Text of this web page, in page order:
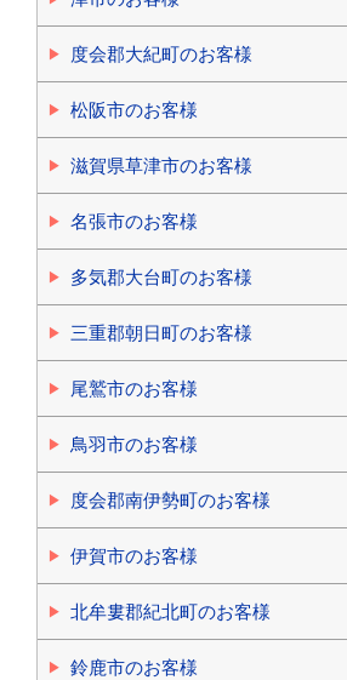
度会郡大紀町のお客様
松阪市のお客様
滋賀県草津市のお客様
名張市のお客様
多気郡大台町のお客様
三重郡朝日町のお客様
尾鷲市のお客様
鳥羽市のお客様
度会郡南伊勢町のお客様
伊賀市のお客様
北牟婁郡紀北町のお客様
鈴鹿市のお客様